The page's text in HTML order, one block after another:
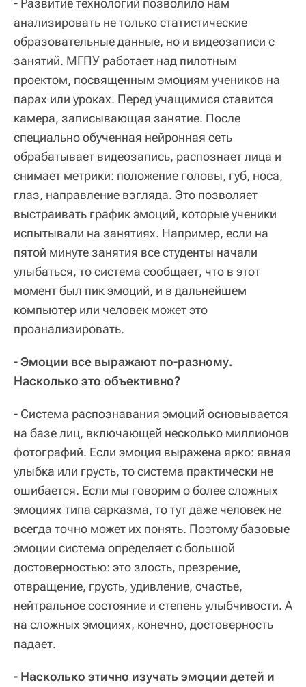
анализировать не только статистические
образовательные данные, но и видеозаписи с
занятий. МГПУ работает над пилотным
проектом, посвященным эмоциям учеников на
парах или уроках. Перед учащимися ставится
камера, записывающая занятие. После
специально обученная нейронная сеть
обрабатывает видеозапись, распознает лица и
снимает метрики: положение головы, губ, носа,
глаз, направление взгляда. Это позволяет
выстраивать график эмоций, которые ученики
испытывали на занятиях. Например, если на
пятой минуте занятия все студенты начали
улыбаться, то система сообщает, что в этот
момент был пик эмоций, и в дальнейшем
компьютер или человек может это
проанализировать.
- Эмоции все выражают по-разному.
Насколько это объективно?
- Система распознавания эмоций основывается
на базе лиц, включающей несколько миллионов
фотографий. Если эмоция выражена ярко: явная
улыбка или грусть, то система практически не
ошибается. Если мы говорим о более сложных
эмоциях типа сарказма, то тут даже человек не
всегда точно может их понять. Поэтому базовые
эмоции система определяет с большой
достоверностью: это злость, презрение,
отвращение, грусть, удивление, счастье,
нейтральное состояние и степень улыбчивости. А
на сложных эмоциях, конечно, достоверность
падает.
- Насколько этично изучать эмоции детей и